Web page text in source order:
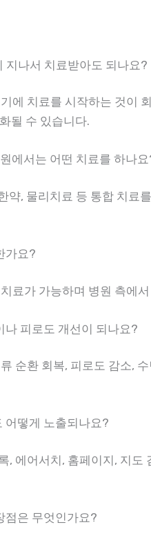
지나서 치료받아도 되나요?
에 치료를 시작하는 것이
될 수 있습니다.
에서는 어떤 치료를 하나요
약, 물리치료 등 통합 치료
가요?
료가 가능하며 병원 측에
나 피로도 개선이 되나요?
순환 회복, 피로도 감소,
어떻게 노출되나요?
, 에어서치, 홈페이지, 지도
점은 무엇인가요?